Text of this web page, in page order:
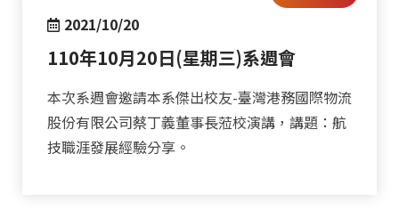
2021/10/20
110年10月20日(星期三)系週會
本次系週會邀請本系傑出校友-臺灣港務國際物流
股份有限公司蔡丁義董事長蒞校演講，講題：航
技職涯發展經驗分享。